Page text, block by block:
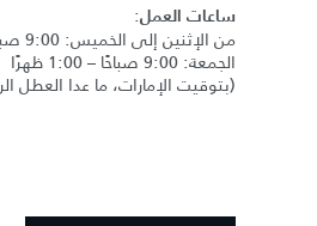
ساعات العمل:
من الإثنين إلى الخميس: 9:00 صباحًا – 6:00 مساءً
الجمعة: 9:00 صباحًا – 1:00 ظهرًا
(بتوقيت الإمارات، ما عدا العطل